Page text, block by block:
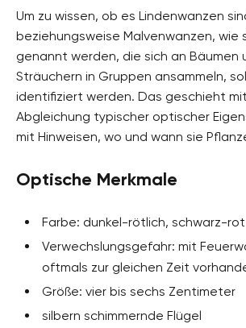
Um zu wissen, ob es Lindenwanzen
beziehungsweise Malvenwanzen, wie
genannt werden, die sich an Bäumen
Sträuchern in Gruppen ansammeln,
identifiziert werden. Das geschieht
Abgleichung typischer optischer
mit Hinweisen, wo und wann sie
Optische Merkmale
Farbe: dunkel-rötlich, schwarz-rot
Verwechslungsgefahr: mit
oftmals zur gleichen Zeit
Größe: vier bis sechs Zentimeter
silbern schimmernde Flügel